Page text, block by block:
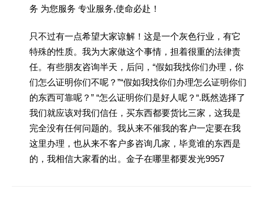
务 为您服务 专业服务,使命必赴！
只不过有一点希望大家谅解！这是一个灰色行业，有它
特殊的性质。我为大家做这个事情，担着很重的法律责
任。有些朋友咨询半天，后问，“假如我找你们办理，你
们怎么证明你们不呢？”“假如我找你们办理怎么证明你们
的东西可靠呢？” “怎么证明你们是好人呢？“.既然选择了
我们就应该对我们信任，买东西都要货比三家，这我是
完全没有任何问题的。我从来不催我的客户一定要在我
这里办理，也从来不客户多咨询几家，毕竟谁的东西是
的，我相信大家看的出。金子在哪里都要发光9957